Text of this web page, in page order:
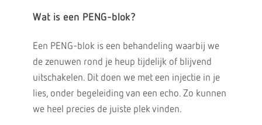
Wat is een PENG-blok?
Een PENG-blok is een behandeling waarbij we
de zenuwen rond je heup tijdelijk of blijvend
uitschakelen. Dit doen we met een injectie in je
lies, onder begeleiding van een echo. Zo kunnen
we heel precies de juiste plek vinden.